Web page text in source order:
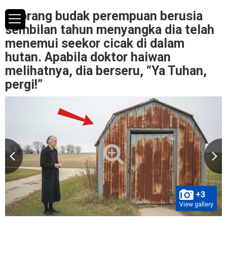
Seorang budak perempuan berusia
sembilan tahun menyangka dia telah
menemui seekor cicak di dalam
hutan. Apabila doktor haiwan
melihatnya, dia berseru, “Ya Tuhan,
pergi!”
+3
View gallery